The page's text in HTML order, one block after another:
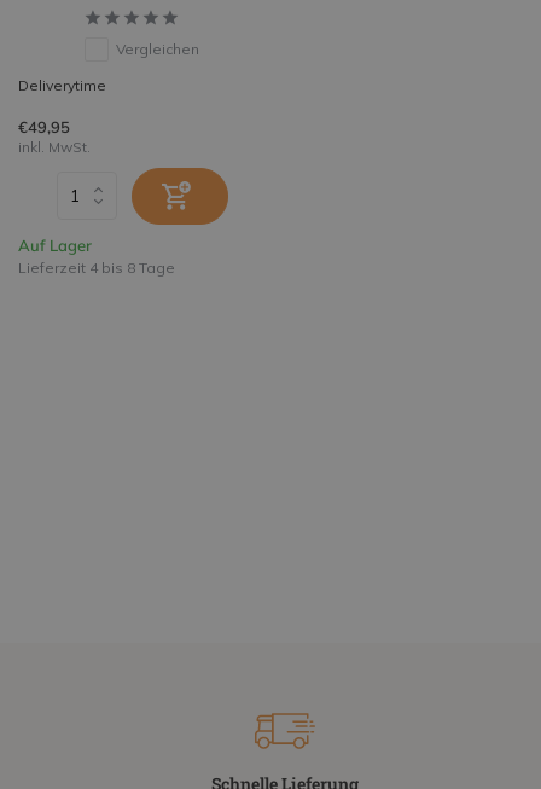
Vergleichen
Deliverytime
€49,95
inkl. MwSt.
Auf Lager
Lieferzeit 4 bis 8 Tage
Schnelle Lieferung